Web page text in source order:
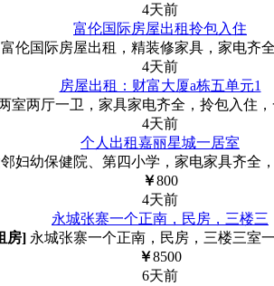
4天前
富伦国际房屋出租拎包入住
富伦国际房屋出租，精装修家具，家电齐
4天前
房屋出租：财富大厦a栋五单元1
室两厅一卫，家具家电齐全，拎包入住
4天前
个人出租嘉丽星城一居室
妇幼保健院、第四小学，家电家具齐全
￥800
4天前
永城张寨一个正南，民房，三楼三
房] 永城张寨一个正南，民房，三楼三室
￥8500
6天前